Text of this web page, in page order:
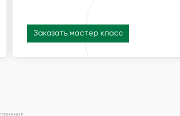
Заказать мастер класс
Заказать мастер класс